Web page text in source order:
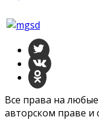
Все права на
авторском праве и